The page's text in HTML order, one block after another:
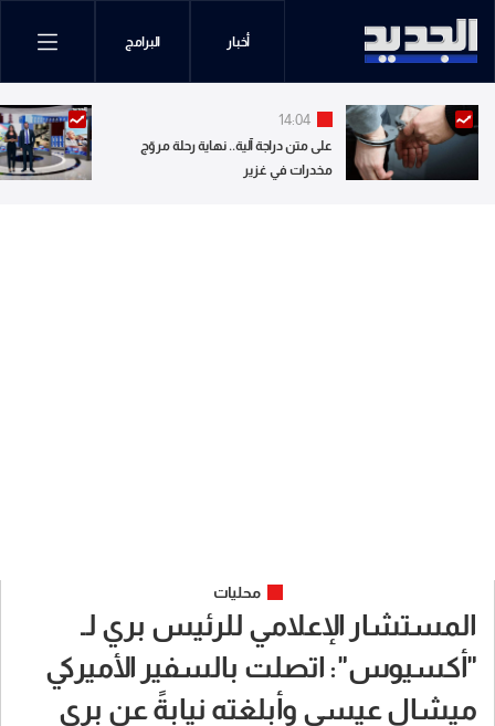
أخبار البرامج
14:04
على متن دراجة آلية.. نهاية رحلة مروّج
مخدرات في غزير
محليات
المستشار الإعلامي للرئيس بري لـ
"أكسيوس": اتصلت بالسفير الأميركي
ميشال عيسى وأبلغته نيابةً عن بري